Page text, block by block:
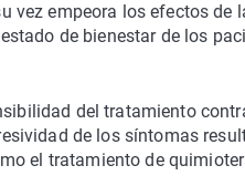
vez empeora los efectos de
de bienestar de los
del tratamiento
de los síntomas
el tratamiento de